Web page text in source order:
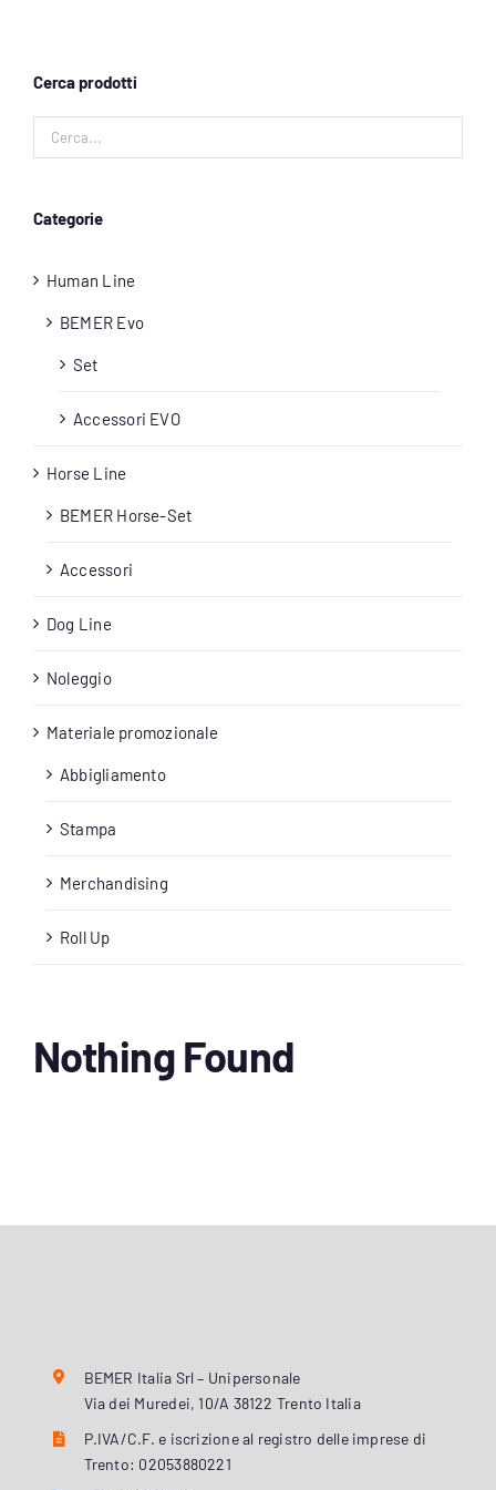
Carrello
Cerca prodotti
Categorie
Human Line
BEMER Evo
Set
Accessori EVO
Horse Line
BEMER Horse-Set
Accessori
Dog Line
Noleggio
Materiale promozionale
Abbigliamento
Stampa
Merchandising
Roll Up
Nothing Found
BEMER Italia Srl – Unipersonale
Via dei Muredei, 10/A 38122 Trento Italia
P.IVA/C.F. e iscrizione al registro delle imprese di
Trento: 02053880221